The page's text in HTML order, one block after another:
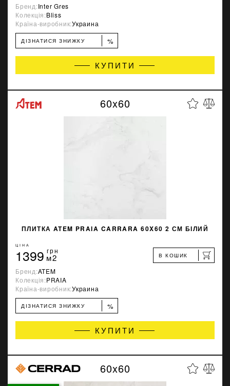
Бренд:Inter Gres
Колекція:Bliss
Країна-виробник:Украина
ДІЗНАТИСЯ ЗНИЖКУ %
КУПИТИ
60x60
ПЛИТКА ATEM PRAIA CARRARA 60X60 2 СМ БІЛИЙ
ЦІНА
1399 грн
м2 В КОШИК
Бренд:ATEM
Колекція:PRAIA
Країна-виробник:Украина
ДІЗНАТИСЯ ЗНИЖКУ %
КУПИТИ
60x60